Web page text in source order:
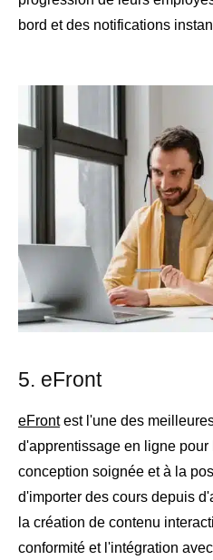
bord et des notifications
5. eFront
eFrontest l'une des
d'apprentissage en ligne
conception soignée et à la
d'importer des cours depuis
la création de contenu
conformité et l'intégration